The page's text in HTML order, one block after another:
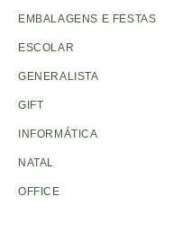
EMBALAGENS E FESTAS
ESCOLAR
GENERALISTA
GIFT
INFORMÁTICA
NATAL
OFFICE